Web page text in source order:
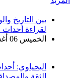
بين التاريخ
لقراءة أحداث
الخميس 06 أغسطس 2026
اليحياوي:
الثقة